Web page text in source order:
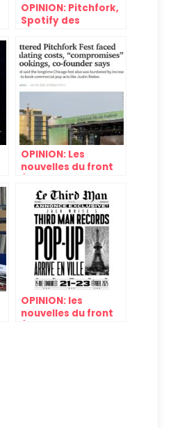
OPINION: Pitchfork,
Spotify des
OPINION: Les
nouvelles du front
Suno)
OPINION: les
nouvelles du front